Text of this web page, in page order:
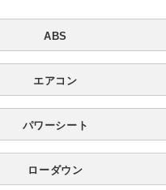
ABS
エアコン
パワーシート
ローダウン